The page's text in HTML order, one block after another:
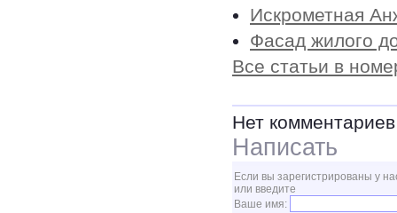
Искрометная
Фасад жилого
Все статьи в
Нет комментариев
Написать
Если вы зарегистрированы у
или введите
Ваше имя: